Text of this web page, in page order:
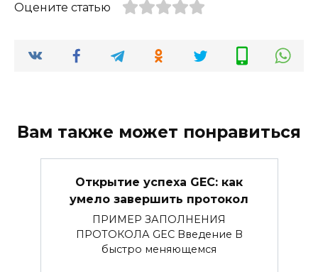
Оцените статью
Вам также может понравиться
Открытие успеха GEC: как
умело завершить протокол
ПРИМЕР ЗАПОЛНЕНИЯ
ПРОТОКОЛА GEC Введение В
быстро меняющемся